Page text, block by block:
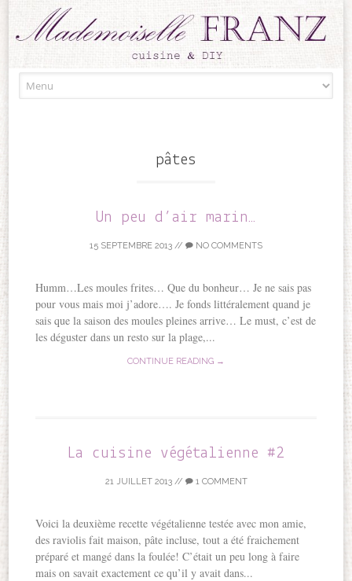
pâtes
Un peu d’air marin…
15 SEPTEMBRE 2013 // NO COMMENTS
Humm…Les moules frites… Que du bonheur… Je ne sais pas
pour vous mais moi j’adore…. Je fonds littéralement quand je
sais que la saison des moules pleines arrive… Le must, c’est de
les déguster dans un resto sur la plage,...
CONTINUE READING →
La cuisine végétalienne #2
21 JUILLET 2013// 1 COMMENT
Voici la deuxième recette végétalienne testée avec mon amie,
des raviolis fait maison, pâte incluse, tout a été fraichement
préparé et mangé dans la foulée! C’était un peu long à faire
mais on savait exactement ce qu’il y avait dans...